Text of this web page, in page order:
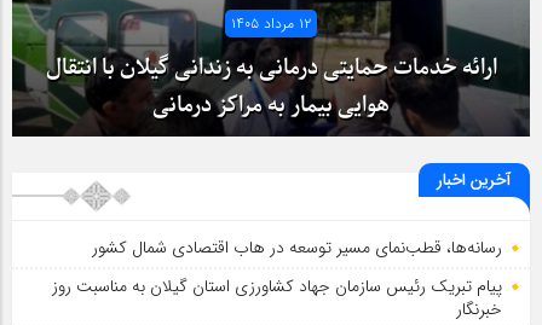
۱۲ مرداد ۱۴۰۵
ارائه خدمات حمایتی درمانی به زندانی گیلان با انتقال
هوایی بیمار به مراکز درمانی
آخرین اخبار
رسانه‌ها، قطب‌نمای مسیر توسعه در هاب اقتصادی شمال كشور
پیام تبریک رئیس سازمان جهاد کشاورزی استان گیلان به‌ مناسبت روز
خبرنگار